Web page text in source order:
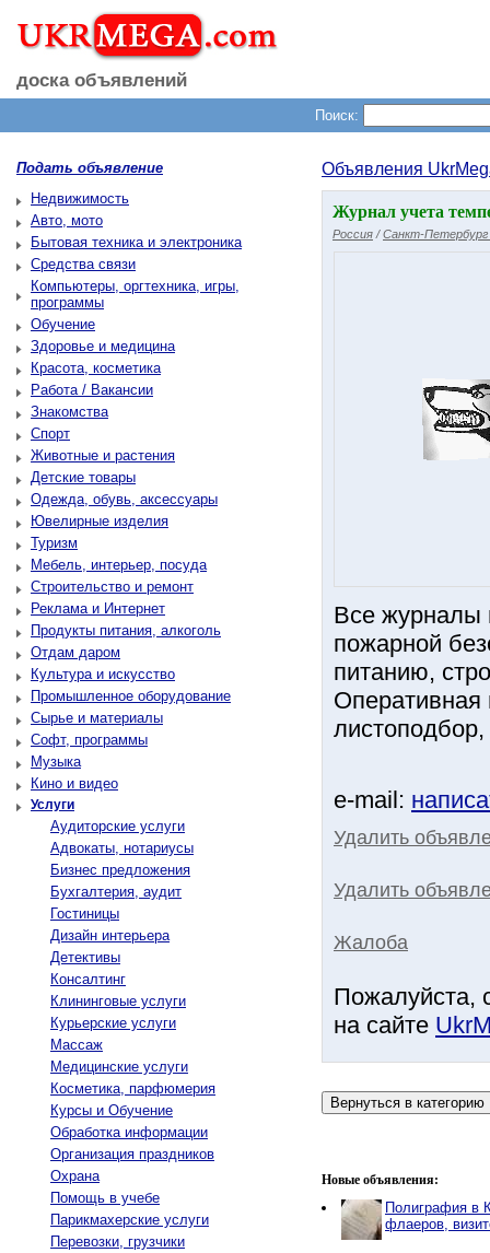
доска объявлений
Поиск:
Подать объявление
Недвижимость
Авто, мото
Бытовая техника и электроника
Средства связи
Компьютеры, оргтехника, игры,
программы
Обучение
Здоровье и медицина
Красота, косметика
Работа / Вакансии
Знакомства
Спорт
Животные и растения
Детские товары
Одежда, обувь, аксессуары
Ювелирные изделия
Туризм
Мебель, интерьер, посуда
Строительство и ремонт
Реклама и Интернет
Продукты питания, алкоголь
Отдам даром
Культура и искусство
Промышленное оборудование
Сырье и материалы
Софт, программы
Музыка
Кино и видео
Услуги
Аудиторские услуги
Адвокаты, нотариусы
Бизнес предложения
Бухгалтерия, аудит
Гостиницы
Дизайн интерьера
Детективы
Консалтинг
Клининговые услуги
Курьерские услуги
Массаж
Медицинские услуги
Косметика, парфюмерия
Курсы и Обучение
Обработка информации
Организация праздников
Охрана
Помощь в учебе
Парикмахерские услуги
Перевозки, грузчики
Объявления
Журнал учета
Россия /Санкт-Петербург
Все журналы
пожарной
питанию,
листоподбор,
e-mail:
Удалить
Удалить
Жалоба
Пожалуйста,
на сайте
Новые объявления:
Полиграфия в
флаеров,